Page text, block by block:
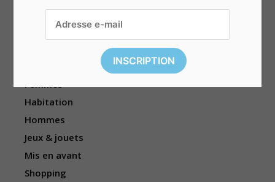
Divers
Électronique
Femmes
Habitation
Hommes
Jeux & jouets
Mis en avant
Shopping